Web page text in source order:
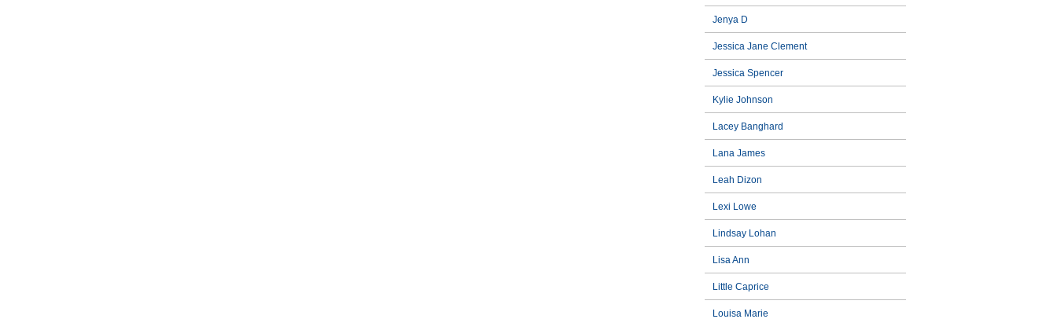
Jenya D
Jessica Jane Clement
Jessica Spencer
Kylie Johnson
Lacey Banghard
Lana James
Leah Dizon
Lexi Lowe
Lindsay Lohan
Lisa Ann
Little Caprice
Louisa Marie